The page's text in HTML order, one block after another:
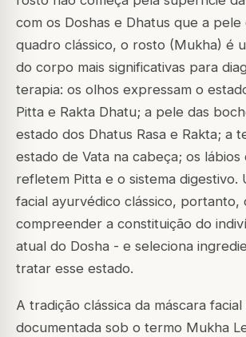
com os Doshas e Dhatus que a pele
quadro clássico, o rosto (Mukha) é
do corpo mais significativas para
terapia: os olhos expressam o
Pitta e Rakta Dhatu; a pele das
estado dos Dhatus Rasa e Rakta; a
estado de Vata na cabeça; os lábios
refletem Pitta e o sistema digestivo.
facial ayurvédico clássico, portanto,
compreender a constituição do
atual do Dosha - e seleciona
tratar esse estado.
A tradição clássica da máscara facial
documentada sob o termo Mukha